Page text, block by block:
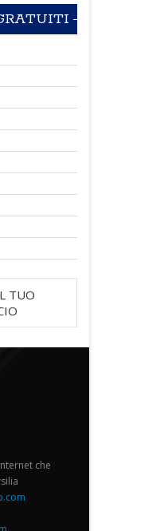
TUO
che